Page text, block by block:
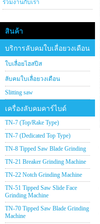
ร่วมงานกับเรา
สินค้า
บริการลับคมใบเลื่อยวงเดือน
ใบเลื่อยไฮสปีส
ลับคมใบเลื่อยวงเดือน
Slitting saw
เครื่องลับคมคาร์ไบด์
TN-7 (Top/Rake Type)
TN-7 (Dedicated Top Type)
TN-8 Tipped Saw Blade Grinding
TN-21 Breaker Grinding Machine
TN-22 Notch Grinding Machine
TN-51 Tipped Saw Slide Face
Grinding Machine
TN-70 Tipped Saw Blade Grinding
Machine